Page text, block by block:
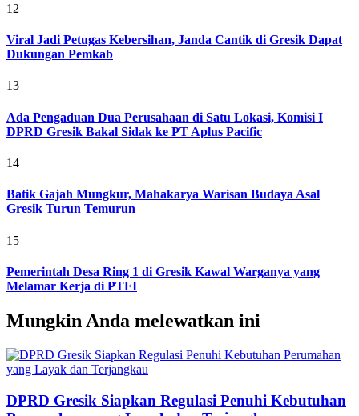
12
Viral Jadi Petugas Kebersihan, Janda Cantik di Gresik Dapat
Dukungan Pemkab
13
Ada Pengaduan Dua Perusahaan di Satu Lokasi, Komisi I
DPRD Gresik Bakal Sidak ke PT Aplus Pacific
14
Batik Gajah Mungkur, Mahakarya Warisan Budaya Asal
Gresik Turun Temurun
15
Pemerintah Desa Ring 1 di Gresik Kawal Warganya yang
Melamar Kerja di PTFI
Mungkin Anda melewatkan ini
DPRD Gresik Siapkan Regulasi Penuhi Kebutuhan